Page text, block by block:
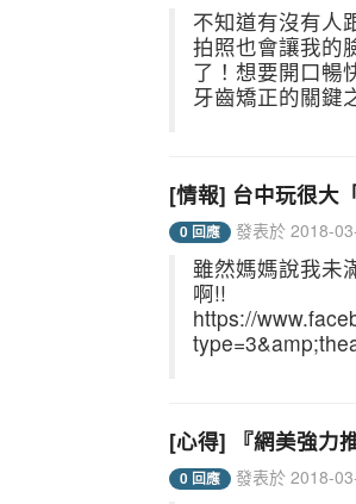
不知道有沒有人
拍照也會讓我的
了！想要開口暢
牙齒矯正的關鍵
[情報] 台中玩很大
0 回應 發表於 2018-
雖然媽媽說我未
啊!!
https://
[心得] 『網美強力
0 回應 發表於 2018-